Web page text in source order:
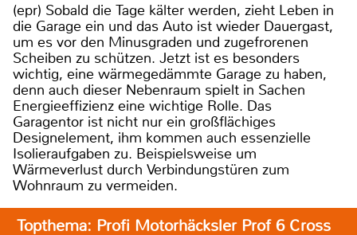
(epr) Sobald die Tage kälter werden, zieht Leben in
die Garage ein und das Auto ist wieder Dauergast,
um es vor den Minusgraden und zugefrorenen
Scheiben zu schützen. Jetzt ist es besonders
wichtig, eine wärmegedämmte Garage zu haben,
denn auch dieser Nebenraum spielt in Sachen
Energieeffizienz eine wichtige Rolle. Das
Garagentor ist nicht nur ein großflächiges
Designelement, ihm kommen auch essenzielle
Isolieraufgaben zu. Beispielsweise um
Wärmeverlust durch Verbindungstüren zum
Wohnraum zu vermeiden.
Topthema: Profi Motorhäcksler Prof 6 Cross